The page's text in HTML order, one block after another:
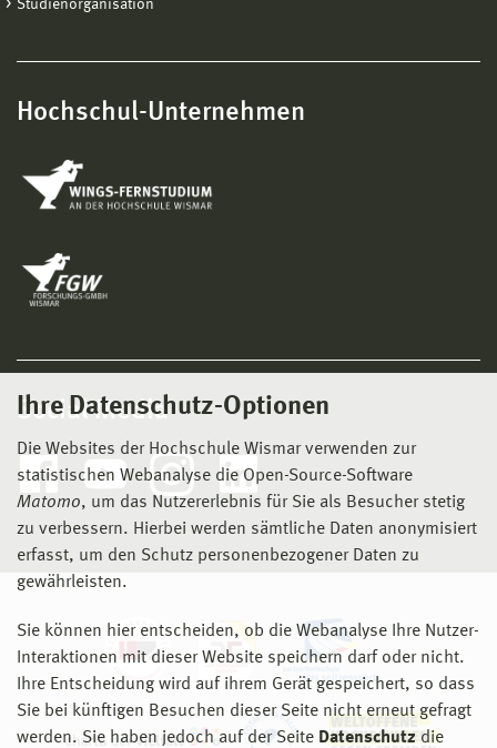
Ihre Datenschutz-Optionen
Die Websites der Hochschule Wismar verwenden zur
statistischen Webanalyse die Open-Source-Software
Matomo, um das Nutzererlebnis für Sie als Besucher stetig
zu verbessern. Hierbei werden sämtliche Daten anonymisiert
erfasst, um den Schutz personenbezogener Daten zu
gewährleisten.
Sie können hier entscheiden, ob die Webanalyse Ihre Nutzer-
Interaktionen mit dieser Website speichern darf oder nicht.
Ihre Entscheidung wird auf ihrem Gerät gespeichert, so dass
Sie bei künftigen Besuchen dieser Seite nicht erneut gefragt
werden. Sie haben jedoch auf der Seite Datenschutz die
Studienorganisation
Hochschul-Unternehmen
Social Media